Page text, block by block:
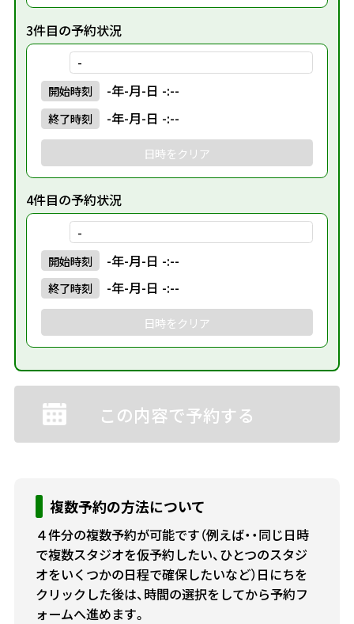
3件目の予約状況
-
開始時刻 -年-月-日 -:--
終了時刻 -年-月-日 -:--
日時をクリア
4件目の予約状況
-
開始時刻 -年-月-日 -:--
終了時刻 -年-月-日 -:--
日時をクリア
この内容で予約する
複数予約の方法について
４件分の複数予約が可能です（例えば・・同じ日時
で複数スタジオを仮予約したい、ひとつのスタジ
オをいくつかの日程で確保したいなど）日にちを
クリックした後は、時間の選択をしてから予約フ
ォームへ進めます。